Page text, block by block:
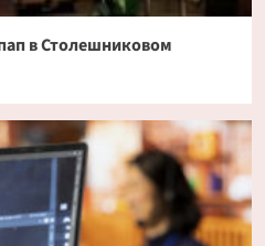
в Столешниковом